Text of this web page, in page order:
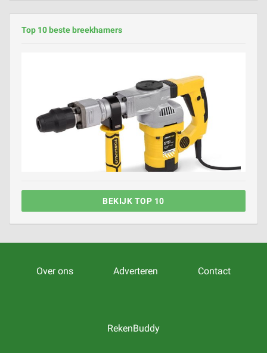
Top 10 beste breekhamers
BEKIJK TOP 10
Over ons Adverteren Contact
RekenBuddy